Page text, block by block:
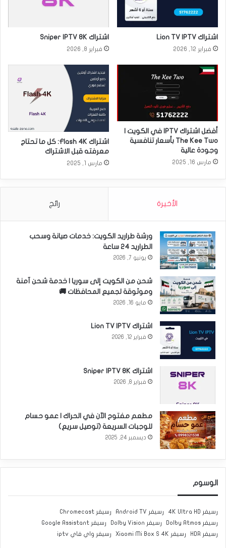
اشتراك Lion TV IPTV
فبراير 12, 2026
اشتراك Sniper IPTV 8K
فبراير 8, 2026
أفضل اشتراك IPTV في الكويت |
The Kee Two بأسعار تنافسية
وجودة عالية
مارس 16, 2025
اشتراك Flash 4K: كل ما تحتاج
معرفته قبل الاشتراك
مارس 1, 2025
الأخيرة رائج
ورشة طراريد الكويت: خدمات صيانة وسحب
الطراريد 24 ساعة
يونيو 7, 2026
شحن من الكويت إلى سوريا | خدمة شحن آمنة
وموثوقة لجميع المحافظات 🚚
مايو 16, 2026
اشتراك Lion TV IPTV
فبراير 12, 2026
اشتراك Sniper IPTV 8K
فبراير 8, 2026
مطعم مفتوح الآن في الحراك | عمو حسام
للوجبات السريعة (توصيل سريع)
ديسمبر 24, 2025
الوسوم
رسيفر 4K Ultra HD رسيفر Android TV
رسيفر Chromecast
رسيفر Dolby Atmos
رسيفر Dolby Vision
رسيفر Google Assistant
رسيفر HDR
رسيفر Xiaomi Mi Box S 4K رسيفر واي فاي iptv